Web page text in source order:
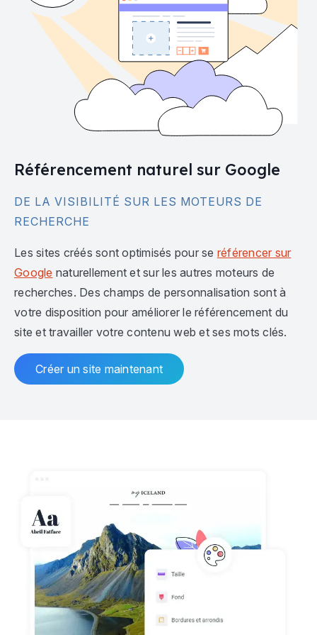
Référencement naturel sur Google
DE LA VISIBILITÉ SUR LES MOTEURS DE
RECHERCHE
Les sites créés sont optimisés pour se référencer sur
Google naturellement et sur les autres moteurs de
recherches. Des champs de personnalisation sont à
votre disposition pour améliorer le référencement du
site et travailler votre contenu web et ses mots clés.
Créer un site maintenant